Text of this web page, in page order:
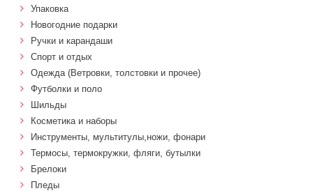
Упаковка
Новогодние подарки
Ручки и карандаши
Спорт и отдых
Одежда (Ветровки, толстовки и прочее)
Футболки и поло
Шильды
Косметика и наборы
Инструменты, мультитулы,ножи, фонари
Термосы, термокружки, фляги, бутылки
Брелоки
Пледы